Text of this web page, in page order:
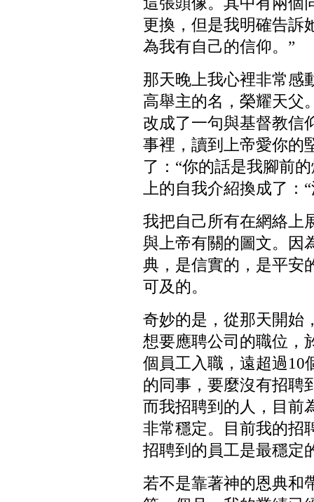
更換，但是我明確告訴
為我有自己的信仰。”
那天晚上我心裡非常感
高舉主的名，榮耀天父
改成了一句與基督教信
事裡，讀到上帝愛你的
了：“你的話是我腳前
上的自我介紹換成了：
我把自己所有在網絡上
與上帝有關的圖文。因
典，是信實的，是平安
可及的。
奇妙的是，從那天開始
想要應聘公司的職位，
個員工入職，遠超過10
的同事，要麼沒有招聘
而我招聘到的人，目前
非常穩定。目前我的招
招聘到的員工是最穩定
若不是靠著神的恩典和